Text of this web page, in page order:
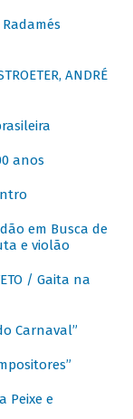
Radamés
ANDRÉ
anos
em Busca de
e violão
/ Gaita na
Carnaval”
Peixe e